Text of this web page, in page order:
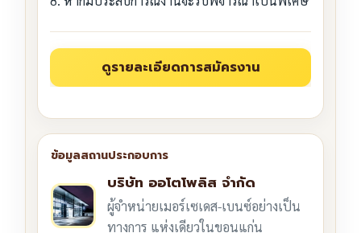
บริษัท ออโตโพลิส จำกัด
ผู้จำหน่ายเมอร์เซเดส-เบนซ์อย่างเป็น
ทางการ แห่งเดียวในขอนแก่น